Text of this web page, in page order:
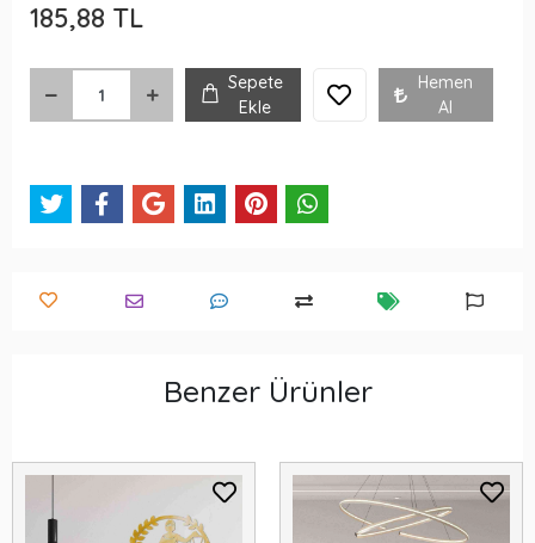
185,88 TL
Sepete
Ekle
Hemen
Al
Benzer Ürünler